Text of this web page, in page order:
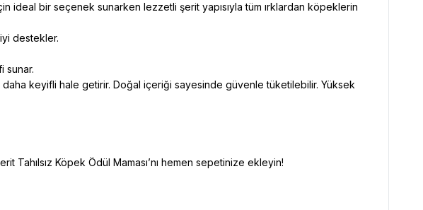
ideal bir seçenek sunarken lezzetli şerit yapısıyla tüm ırklardan köpeklerin
destekler.
sunar.
keyifli hale getirir. Doğal içeriği sayesinde güvenle tüketilebilir. Yüksek
Tahılsız Köpek Ödül Maması’nı hemen sepetinize ekleyin!